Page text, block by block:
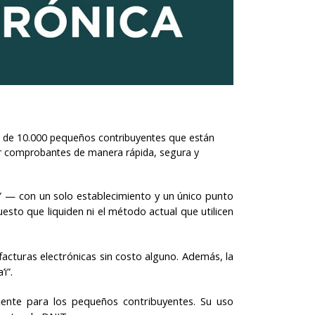
10.000 pequeños contribuyentes que están
de manera rápida, segura y
— con un solo establecimiento y un único punto
que liquiden ni el método actual que utilicen
electrónicas sin costo alguno. Además, la
para los pequeños contribuyentes. Su uso